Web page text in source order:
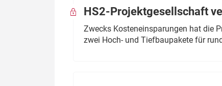
HS2-Projektgesellschaft
Zwecks Kosteneinsparungen hat die
zwei Hoch- und Tiefbaupakete für